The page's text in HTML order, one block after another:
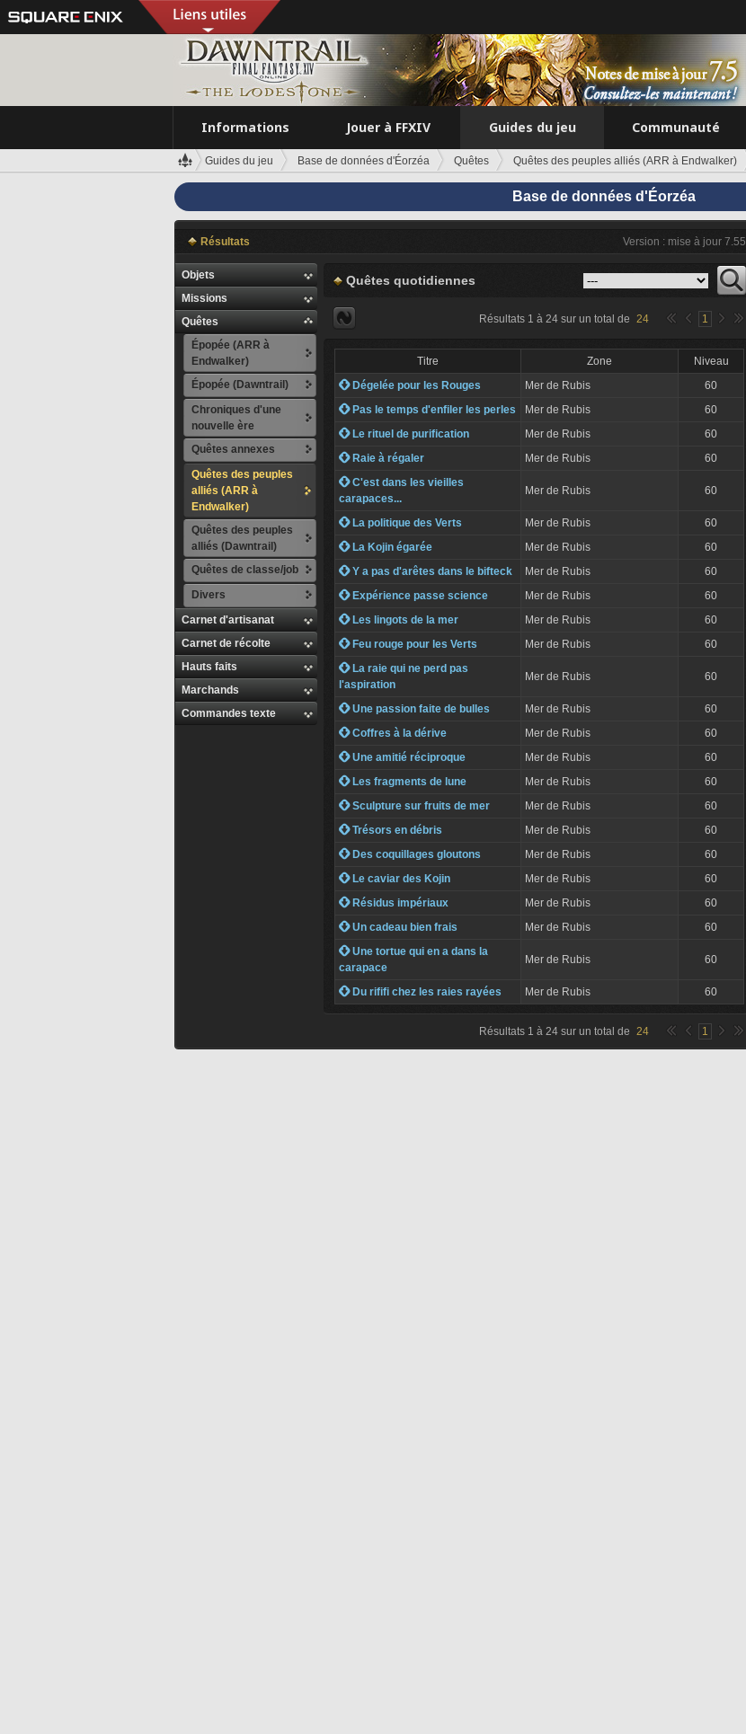
Informations Jouer à FFXIV Guides du jeu Communauté
Guides du jeu Base de données d'Éorzéa Quêtes Quêtes des peuples alliés (ARR à Endwalker)
Base de données d'Éorzéa
Résultats Version : mise à jour 7.55
Objets
Missions
Quêtes
Épopée (ARR à
Endwalker)
Épopée (Dawntrail)
Chroniques d'une
nouvelle ère
Quêtes annexes
Quêtes des peuples
alliés (ARR à
Endwalker)
Quêtes des peuples
alliés (Dawntrail)
Quêtes de classe/job
Divers
Carnet d'artisanat
Carnet de récolte
Hauts faits
Marchands
Commandes texte
Quêtes quotidiennes
Résultats 1 à 24 sur un total de 24 1
Titre Zone
Niveau
 Dégelée pour les Rouges
Mer de Rubis
60
 Pas le temps d'enfiler les perles
Mer de Rubis
60
 Le rituel de purification
Mer de Rubis
60
 Raie à régaler
Mer de Rubis
60
 C'est dans les vieilles
carapaces...
Mer de Rubis 60
 La politique des Verts Mer de Rubis
60
 La Kojin égarée
Mer de Rubis
60
 Y a pas d'arêtes dans le bifteck
Mer de Rubis
60
 Expérience passe science
Mer de Rubis
60
 Les lingots de la mer
Mer de Rubis
60
 Feu rouge pour les Verts
Mer de Rubis
60
 La raie qui ne perd pas
l'aspiration
Mer de Rubis 60
 Une passion faite de bulles Mer de Rubis
60
 Coffres à la dérive
Mer de Rubis
60
 Une amitié réciproque
Mer de Rubis
60
 Les fragments de lune
Mer de Rubis
60
 Sculpture sur fruits de mer
Mer de Rubis
60
 Trésors en débris
Mer de Rubis
60
 Des coquillages gloutons
Mer de Rubis
60
 Le caviar des Kojin
Mer de Rubis
60
 Résidus impériaux
Mer de Rubis
60
 Un cadeau bien frais
Mer de Rubis
60
 Une tortue qui en a dans la
carapace
Mer de Rubis 60
 Du rififi chez les raies rayées Mer de Rubis 60
Résultats 1 à 24 sur un total de 24 1